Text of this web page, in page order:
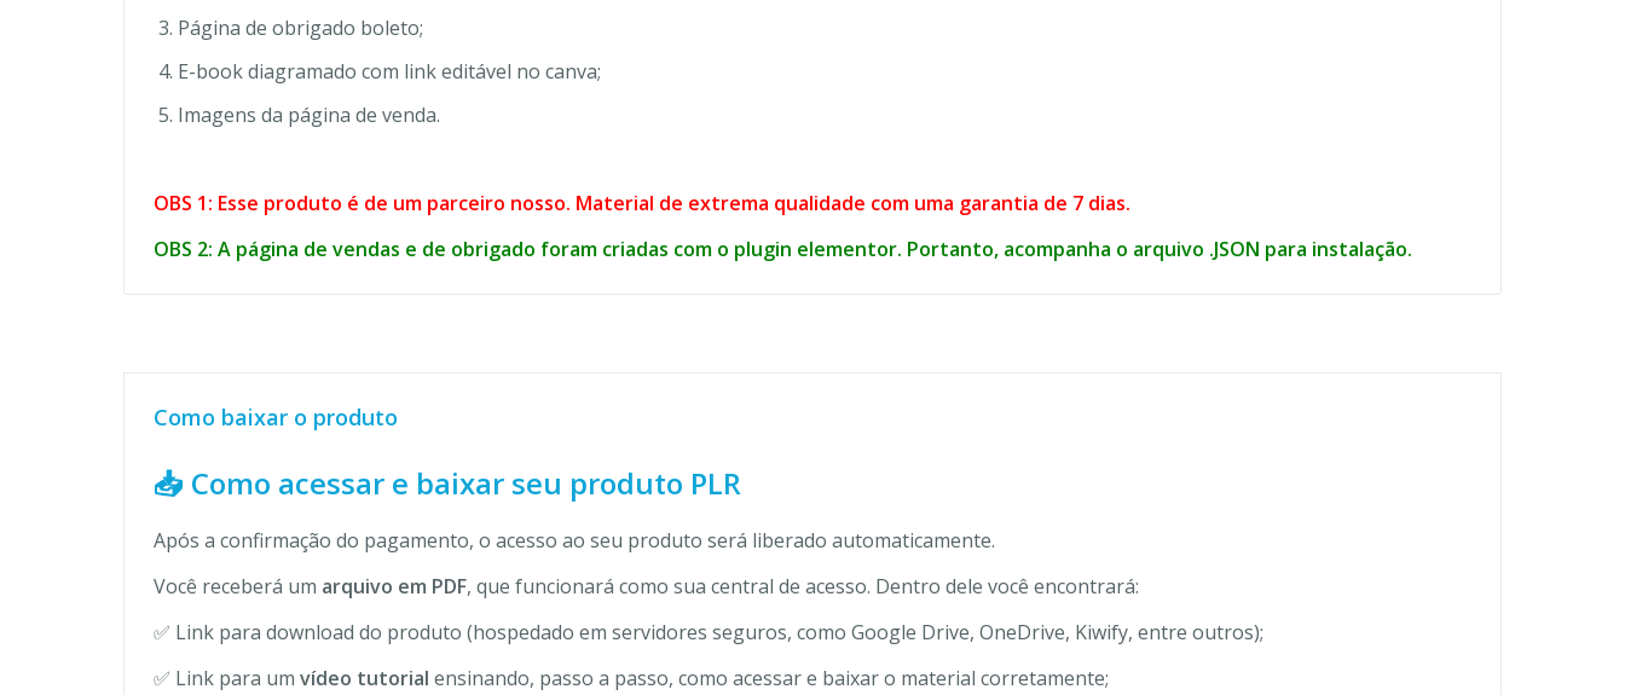
Página de obrigado boleto;
E-book diagramado com link editável no canva;
Imagens da página de venda.
OBS 1: Esse produto é de um parceiro nosso. Material de extrema qualidade com uma garantia de 7 dias.
OBS 2: A página de vendas e de obrigado foram criadas com o plugin elementor. Portanto, acompanha o arquivo .JSON para instalação.
Como baixar o produto
📥 Como acessar e baixar seu produto PLR
Após a confirmação do pagamento, o acesso ao seu produto será liberado automaticamente.
Você receberá um arquivo em PDF, que funcionará como sua central de acesso. Dentro dele você encontrará:
✅ Link para download do produto (hospedado em servidores seguros, como Google Drive, OneDrive, Kiwify, entre outros);
✅ Link para um vídeo tutorial ensinando, passo a passo, como acessar e baixar o material corretamente;